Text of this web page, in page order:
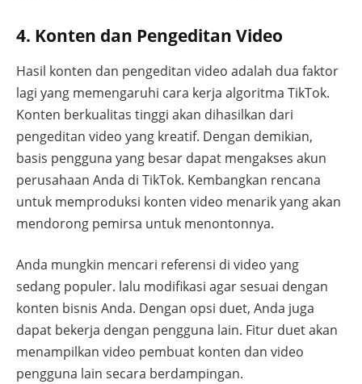
4. Konten dan Pengeditan Video
Hasil konten dan pengeditan video adalah dua faktor
lagi yang memengaruhi cara kerja algoritma TikTok.
Konten berkualitas tinggi akan dihasilkan dari
pengeditan video yang kreatif. Dengan demikian,
basis pengguna yang besar dapat mengakses akun
perusahaan Anda di TikTok. Kembangkan rencana
untuk memproduksi konten video menarik yang akan
mendorong pemirsa untuk menontonnya.
Anda mungkin mencari referensi di video yang
sedang populer. lalu modifikasi agar sesuai dengan
konten bisnis Anda. Dengan opsi duet, Anda juga
dapat bekerja dengan pengguna lain. Fitur duet akan
menampilkan video pembuat konten dan video
pengguna lain secara berdampingan.